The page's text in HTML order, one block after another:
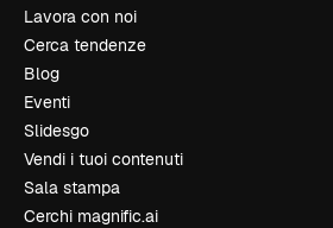
Lavora con noi
Cerca tendenze
Blog
Eventi
Slidesgo
Vendi i tuoi contenuti
Sala stampa
Cerchi magnific.ai